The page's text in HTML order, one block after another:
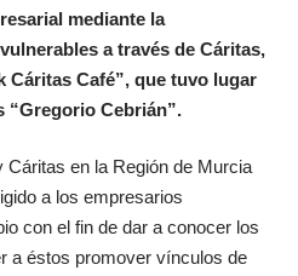
mediante la
a través de Cáritas,
Cáritas Café”, que tuvo lugar
“Gregorio Cebrián”.
Cáritas en la Región de Murcia
a los empresarios
con el fin de dar a conocer los
a éstos promover vínculos de